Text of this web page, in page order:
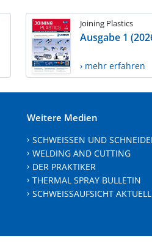
Joining Plastics
Ausgabe 1
› mehr erfahren
Weitere Medien
SCHWEISSEN UND
WELDING AND CUTTING
DER PRAKTIKER
THERMAL SPRAY BULLETIN
SCHWEISSAUFSICHT AKTUELL